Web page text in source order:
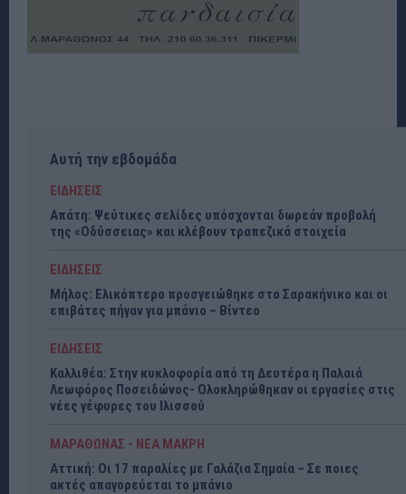
Αυτή την εβδομάδα
ΕΙΔΗΣΕΙΣ
Απάτη: Ψεύτικες σελίδες υπόσχονται δωρεάν προβολή
της «Οδύσσειας» και κλέβουν τραπεζικά στοιχεία
ΕΙΔΗΣΕΙΣ
Μήλος: Ελικόπτερο προσγειώθηκε στο Σαρακήνικο και οι
επιβάτες πήγαν για μπάνιο – Βίντεο
ΕΙΔΗΣΕΙΣ
Καλλιθέα: Στην κυκλοφορία από τη Δευτέρα η Παλαιά
Λεωφόρος Ποσειδώνος- Ολοκληρώθηκαν οι εργασίες στις
νέες γέφυρες του Ιλισσού
ΜΑΡΑΘΩΝΑΣ - ΝΕΑ ΜΑΚΡΗ
Αττική: Οι 17 παραλίες με Γαλάζια Σημαία – Σε ποιες
ακτές απαγορεύεται το μπάνιο